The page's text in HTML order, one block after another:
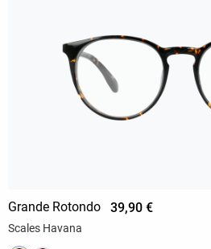
Grande Rotondo 39,90 €
Scales Havana